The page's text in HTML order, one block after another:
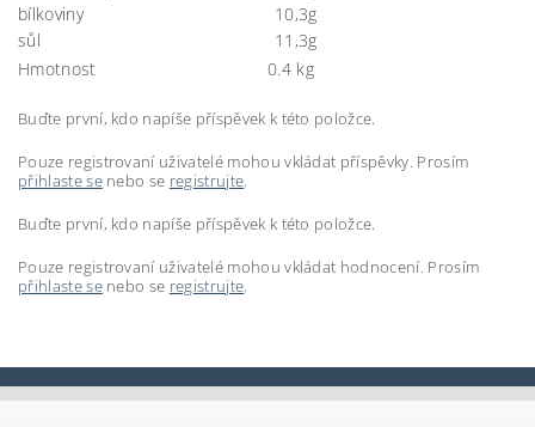
bílkoviny
10,3g
sůl
11,3g
Hmotnost
0.4 kg
Buďte první, kdo napíše příspěvek k této položce.
Pouze registrovaní uživatelé mohou vkládat příspěvky. Prosím
přihlaste senebo se registrujte.
Buďte první, kdo napíše příspěvek k této položce.
Pouze registrovaní uživatelé mohou vkládat hodnocení. Prosím
přihlaste senebo se registrujte.